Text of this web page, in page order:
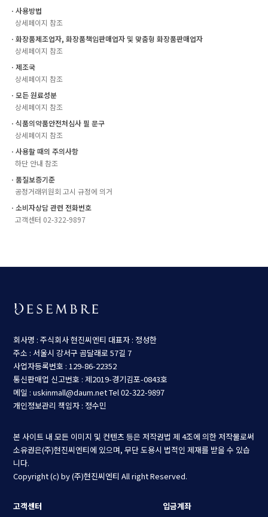
ㆍ사용방법
상세페이지 참조
ㆍ화장품제조업자, 화장품책임판매업자 및 맞춤형 화장품판매업자
상세페이지 참조
ㆍ제조국
상세페이지 참조
ㆍ모든 원료성분
상세페이지 참조
ㆍ식품의약품안전처심사 필 문구
상세페이지 참조
ㆍ사용할 때의 주의사항
하단 안내 참조
ㆍ품질보증기준
공정거래위원회 고시 규정에 의거
ㆍ소비자상담 관련 전화번호
고객센터 02-322-9897
회사명 : 주식회사 현진씨엔티 대표자 : 정성한
주소 : 서울시 강서구 곰달래로 57길 7
사업자등록번호 : 129-86-22352
통신판매업 신고번호 : 제2019-경기김포-0843호
메일 : uskinmall@daum.netTel 02-322-9897
개인정보관리 책임자 : 정수민
본 사이트 내 모든 이미지 및 컨텐츠 등은 저작권법 제 4조에 의한 저작물로써
소유권은(주)현진씨엔티에 있으며, 무단 도용시 법적인 제재를 받을 수 있습
니다.
Copyright (c) by (주)현진씨엔티 All right Reserved.
고객센터 입금계좌